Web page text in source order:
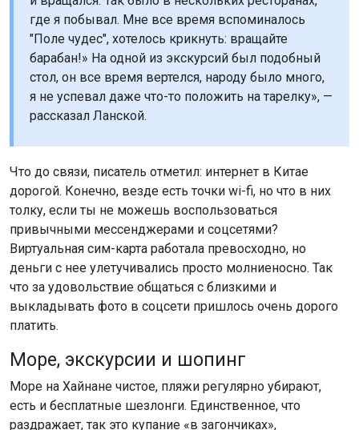
где я побывал. Мне все время вспоминалось
"Поле чудес", хотелось крикнуть: вращайте
барабан!» На одной из экскурсий был подобный
стол, он все время вертелся, народу было много,
я не успевал даже что-то положить на тарелку», —
рассказал Ланской.
Что до связи, писатель отметил: интернет в Китае
дорогой. Конечно, везде есть точки wi-fi, но что в них
толку, если ты не можешь воспользоваться
привычными мессенджерами и соцсетями?
Виртуальная сим-карта работала превосходно, но
деньги с нее улетучивались просто молниеносно. Так
что за удовольствие общаться с близкими и
выкладывать фото в соцсети пришлось очень дорого
платить.
Море, экскурсии и шопинг
Море на Хайнане чистое, пляжи регулярно убирают,
есть и бесплатные шезлонги. Единственное, что
раздражает, так это купание «в загончиках»,